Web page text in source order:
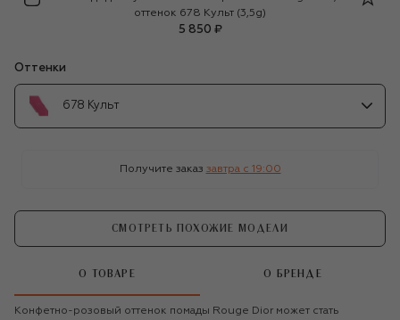
оттенок 678 Культ (3,5g)
5 850 ₽
Оттенки
678 Культ
Получите заказ завтра c 19:00
СМОТРЕТЬ ПОХОЖИЕ МОДЕЛИ
О ТОВАРЕ О БРЕНДЕ
Конфетно-розовый оттенок помады Rouge Dior может стать